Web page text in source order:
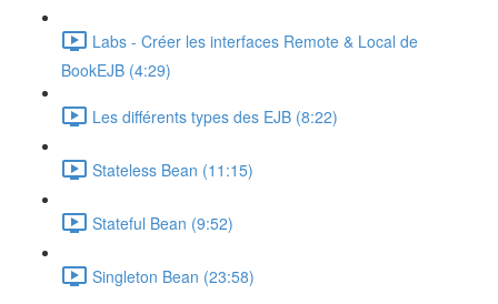
Labs - Créer les interfaces Remote & Local de
BookEJB (4:29)
Les différents types des EJB (8:22)
Stateless Bean (11:15)
Stateful Bean (9:52)
Singleton Bean (23:58)